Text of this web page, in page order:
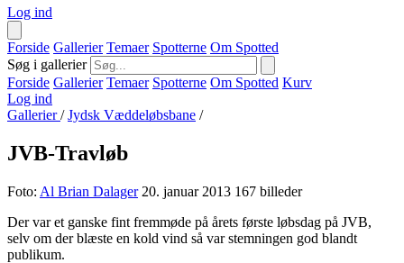
Log ind
Forside Gallerier Temaer Spotterne Om Spotted
Søg i gallerier
Forside Gallerier Temaer Spotterne Om Spotted Kurv
Log ind
Gallerier/ Jydsk Væddeløbsbane /
JVB-Travløb
Foto: Al Brian Dalager 20. januar 2013 167 billeder
Der var et ganske fint fremmøde på årets første løbsdag på JVB,
selv om der blæste en kold vind så var stemningen god blandt
publikum.